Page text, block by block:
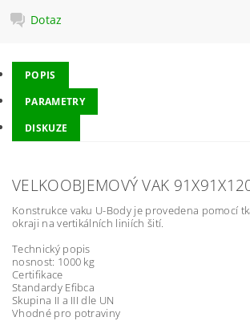
Dotaz
POPIS
PARAMETRY
DISKUZE
VELKOOBJEMOVÝ VAK
Konstrukce vaku U-Body je provedena pomocí
okraji na vertikálních liniích šití.
Technický popis
nosnost: 1000 kg
Certifikace
Standardy Efibca
Skupina II a III dle UN
Vhodné pro potraviny